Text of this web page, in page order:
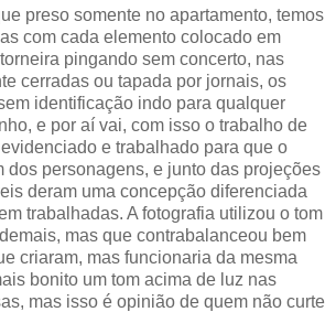
preso somente no apartamento, temos
com cada elemento colocado em
pingando sem concerto, nas
cerradas ou tapada por jornais, os
identificação indo para qualquer
e por aí vai, com isso o trabalho de
e trabalhado para que o
dos personagens, e junto das projeções
deram uma concepção diferenciada
trabalhadas. A fotografia utilizou o tom
mas que contrabalanceou bem
criaram, mas funcionaria da mesma
bonito um tom acima de luz nas
mas isso é opinião de quem não curte